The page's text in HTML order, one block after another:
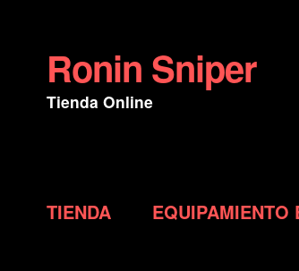
Ir
a
la
Ir
al
contenido
Ronin Sniper
Tienda Online
TIENDA EQUIPAMIENTO